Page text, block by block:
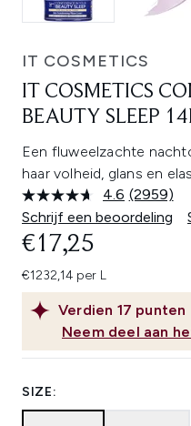
IT COSMETICS
IT COSMETICS
BEAUTY SLEEP
Een fluweelzachte
haar volheid, glans en
4.6 Lees
2959
(2959)
Schrijf een beoordeling
Verdien 17 punten
Neem deel aan
€17,25
€1232,14 per L
SIZE: